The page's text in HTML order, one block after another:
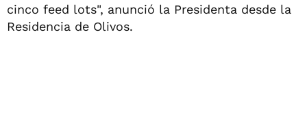
cinco feed lots", anunció la Presidenta desde la
Residencia de Olivos.